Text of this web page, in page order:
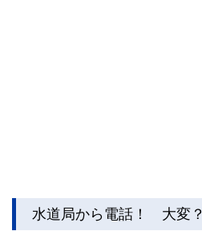
水道局から電話！ 大変？